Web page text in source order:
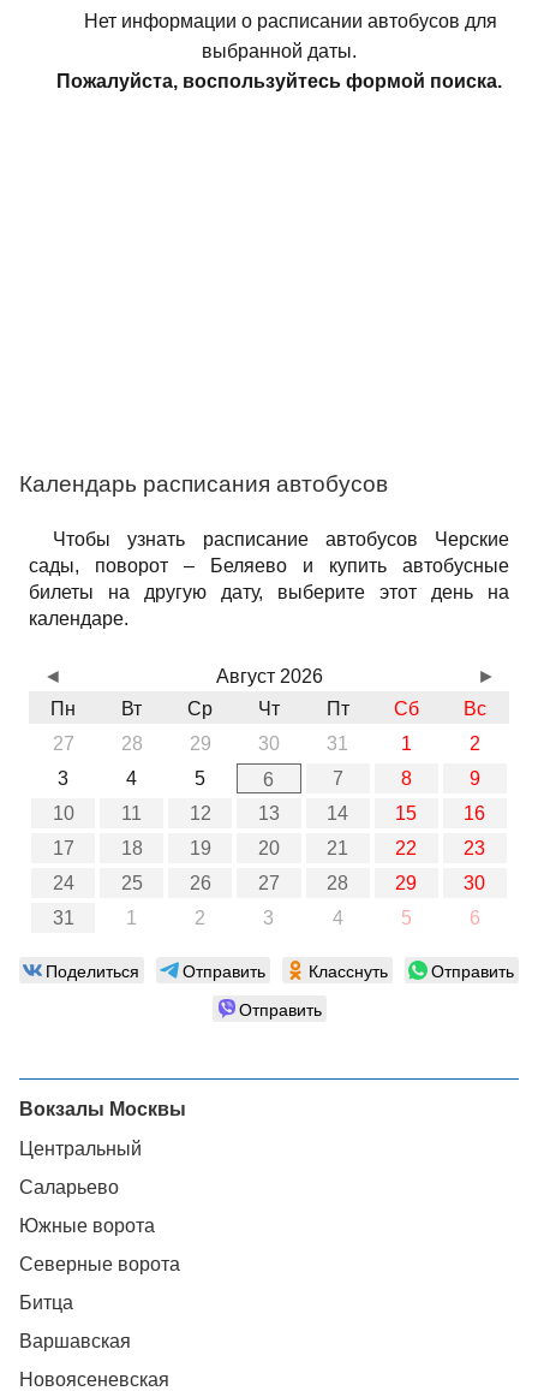
Нет информации о расписании автобусов для
выбранной даты.
Пожалуйста, воспользуйтесь формой поиска.
Календарь расписания автобусов
Чтобы узнать расписание автобусов Черские
сады, поворот – Беляево и купить автобусные
билеты на другую дату, выберите этот день на
календаре.
Август 2026
Пн
Вт Ср Чт Пт Сб
Вс
27
28 29 30 31 1
2
3
4 5 6 7 8
9
10
11 12 13 14 15
16
17
18 19 20 21 22
23
24
25 26 27 28 29
30
31
1 2 3 4 5 6
◄ ►
Поделиться Отправить Класснуть
Отправить
Отправить
Вокзалы Москвы
Центральный
Саларьево
Южные ворота
Северные ворота
Битца
Варшавская
Новоясеневская